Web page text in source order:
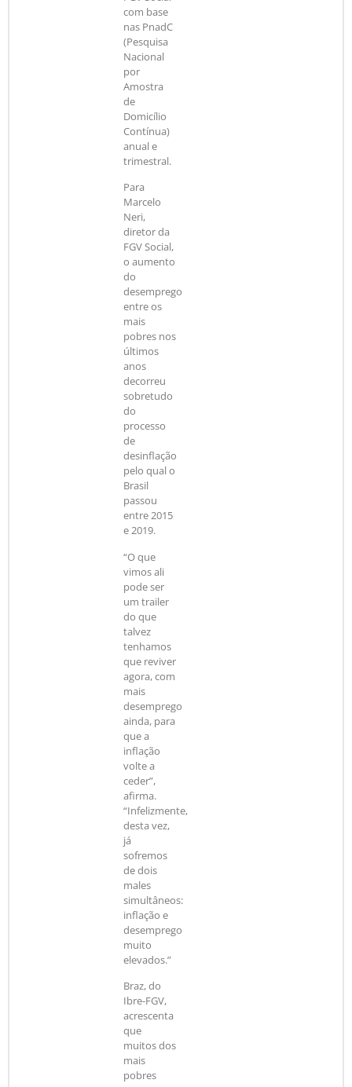
com base
nas PnadC
(Pesquisa
Nacional
por
Amostra
de
Domicílio
Contínua)
anual e
trimestral.
Para
Marcelo
Neri,
diretor da
FGV Social,
o aumento
do
desemprego
entre os
mais
pobres nos
últimos
anos
decorreu
sobretudo
do
processo
de
desinflação
pelo qual o
Brasil
passou
entre 2015
e 2019.
“O que
vimos ali
pode ser
um trailer
do que
talvez
tenhamos
que reviver
agora, com
mais
desemprego
ainda, para
que a
inflação
volte a
ceder”,
afirma.
“Infelizmente,
desta vez,
já
sofremos
de dois
males
simultâneos:
inflação e
desemprego
muito
elevados.”
Braz, do
Ibre-FGV,
acrescenta
que
muitos dos
mais
pobres